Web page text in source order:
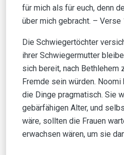
für mich als für euch, denn
über mich gebracht. – Verse
Die Schwiegertöchter
ihrer Schwiegermutter
sich bereit, nach Bethlehem
Fremde sein würden.
die Dinge pragmatisch. Sie
gebärfähigen Alter, und
wäre, sollten die Frauen
erwachsen wären, um sie